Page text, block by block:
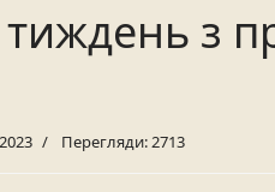
з
Перегляди: 2713